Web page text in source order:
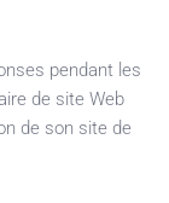
pendant les
de site Web
de son site de